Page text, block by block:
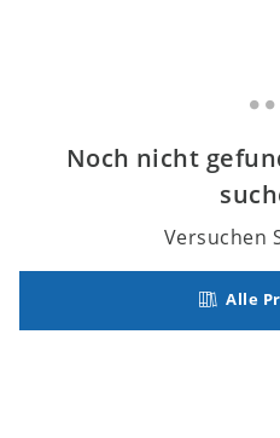
Noch nicht
Versuchen
Alle